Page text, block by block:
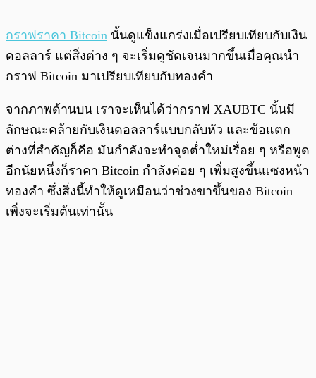
กราฟราคา Bitcoin นั้นดูแข็งแกร่งเมื่อเปรียบเทียบกับเงิน
ดอลลาร์ แต่สิ่งต่าง ๆ จะเริ่มดูชัดเจนมากขึ้นเมื่อคุณนำ
กราฟ Bitcoin มาเปรียบเทียบกับทองคำ
จากภาพด้านบน เราจะเห็นได้ว่ากราฟ XAUBTC นั้นมี
ลักษณะคล้ายกับเงินดอลลาร์แบบกลับหัว และข้อแตก
ต่างที่สำคัญก็คือ มันกำลังจะทำจุดต่ำใหม่เรื่อย ๆ หรือพูด
อีกนัยหนึ่งก็ราคา Bitcoin กำลังค่อย ๆ เพิ่มสูงขึ้นแซงหน้า
ทองคำ ซึ่งสิ่งนี้ทำให้ดูเหมือนว่าช่วงขาขึ้นของ Bitcoin
เพิ่งจะเริ่มต้นเท่านั้น